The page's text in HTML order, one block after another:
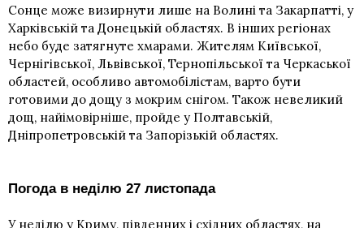
Сонце може визирнути лише на Волині та Закарпатті, у
Харківській та Донецькій областях. В інших регіонах
небо буде затягнуте хмарами. Жителям Київської,
Чернігівської, Львівської, Тернопільської та Черкаської
областей, особливо автомобілістам, варто бути
готовими до дощу з мокрим снігом. Також невеликий
дощ, найімовірніше, пройде у Полтавській,
Дніпропетровській та Запорізькій областях.
Погода в неділю 27 листопада
У неділю у Криму, південних і східних областях, на